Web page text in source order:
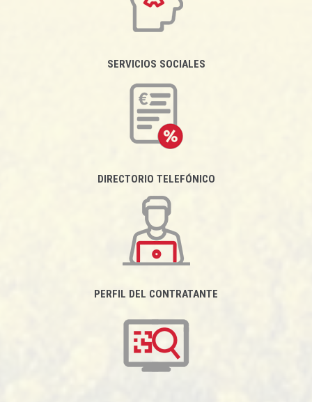
SERVICIOS SOCIALES
DIRECTORIO TELEFÓNICO
PERFIL DEL CONTRATANTE